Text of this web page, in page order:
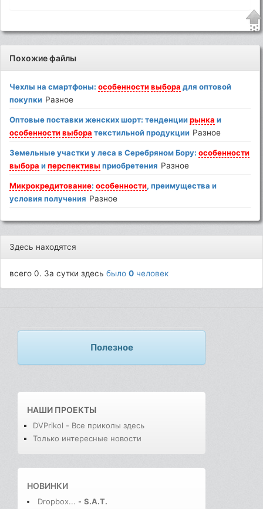
Похожие файлы
Чехлы на смартфоны:особенности выбора для оптовой
покупки Разное
Оптовые поставки женских шорт: тенденциирынка и
особенности выбора текстильной продукции Разное
Земельные участки у леса в Серебряном Бору:особенности
выбора иперспективы приобретения Разное
Микрокредитование:особенности, преимущества и
условия получения Разное
Здесь находятся
всего 0. За сутки здесьбыло0 человек
Полезное
НАШИ ПРОЕКТЫ
DVPrikol - Все приколы здесь
Только интересные новости
НОВИНКИ
Dropbox... - S.A.T.